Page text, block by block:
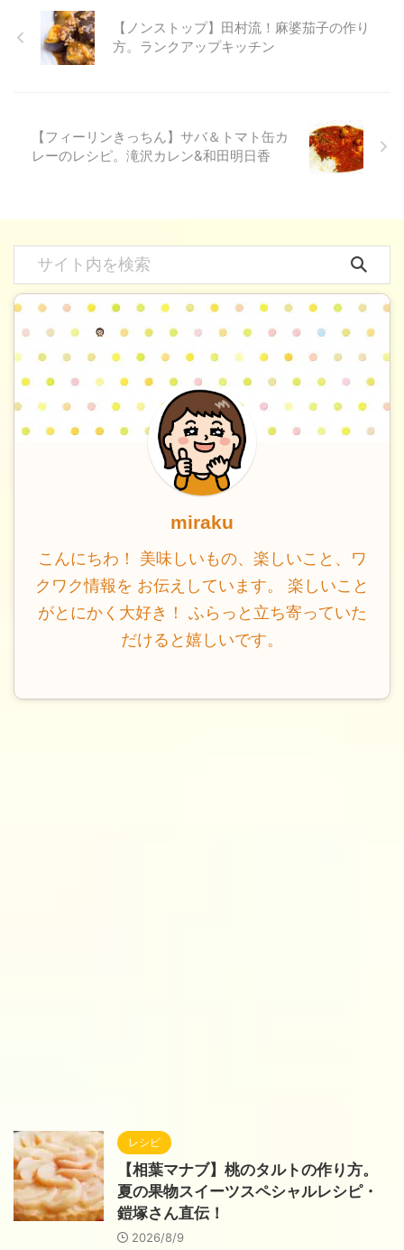
【ノンストップ】田村流！麻婆茄子の作り
方。ランクアップキッチン
【フィーリンきっちん】サバ＆トマト缶カ
レーのレシピ。滝沢カレン&和田明日香
miraku
こんにちわ！ 美味しいもの、楽しいこと、ワ
クワク情報を お伝えしています。 楽しいこと
がとにかく大好き！ ふらっと立ち寄っていた
だけると嬉しいです。
レシピ
【相葉マナブ】桃のタルトの作り方。
夏の果物スイーツスペシャルレシピ・
鎧塚さん直伝！
2026/8/9